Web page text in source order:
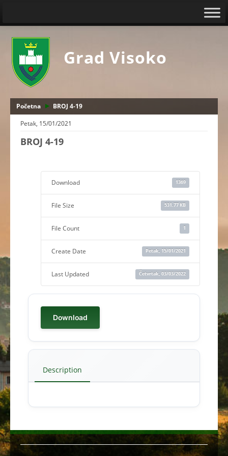
Grad Visoko
Početna
BROJ 4-19
Petak, 15/01/2021
BROJ 4-19
Download 1369
File Size 531.77 KB
File Count 1
Create Date Petak, 15/01/2021
Last Updated Četvrtak, 03/03/2022
Download
Description